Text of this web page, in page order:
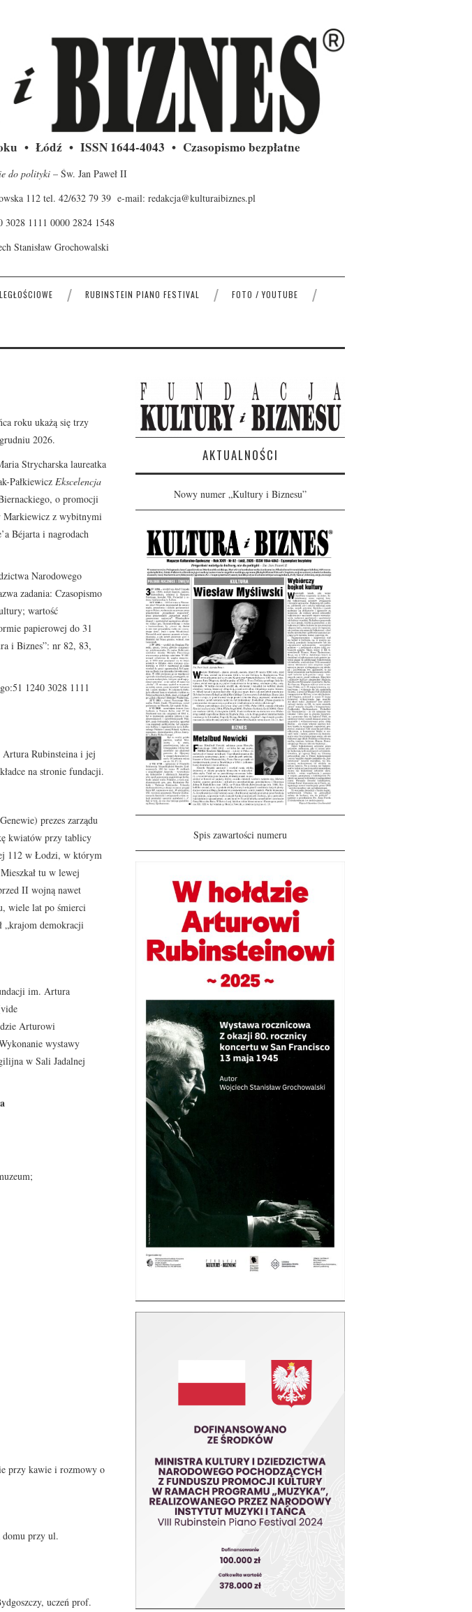
• Łódź • ISSN 1644-4043 • Czasopismo bezpłatne
do polityki – Św. Jan Paweł II
112 tel. 42/632 79 39 e-mail: redakcja@kulturaibiznes.pl
1111 0000 2824 1548
Stanisław Grochowalski
RUBINSTEIN PIANO FESTIVAL FOTO / YOUTUBE
roku ukażą się trzy
2026.
Strycharska laureatka
Pałkiewicz Ekscelencja
o promocji
Markiewicz z wybitnymi
Béjarta i nagrodach
Narodowego
zadania: Czasopismo
wartość
papierowej do 31
i Biznes”: nr 82, 83,
1240 3028 1111
Artura Rubinsteina i jej
na stronie fundacji.
prezes zarządu
kwiatów przy tablicy
112 w Łodzi, w którym
tu w lewej
II wojną nawet
wiele lat po śmierci
„krajom demokracji
im. Artura
Arturowi
wystawy
w Sali Jadalnej
przy kawie i rozmowy o
domu przy ul.
uczeń prof.
AKTUALNOŚCI
Nowy numer „Kultury i Biznesu”
Spis zawartości numeru